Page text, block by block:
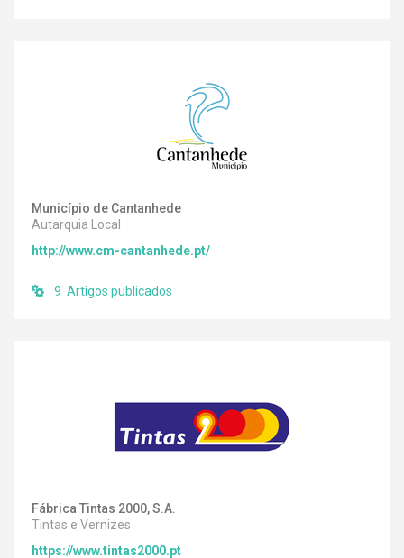
Município de Cantanhede
Autarquia Local
http://www.cm-cantanhede.pt/
9 Artigos publicados
Fábrica Tintas 2000, S.A.
Tintas e Vernizes
https://www.tintas2000.pt